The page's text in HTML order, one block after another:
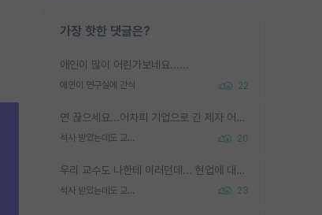
가장 핫한 댓글은?
애인이 많이 어린가보네요......
애인이 연구실에 간식 22
연 끊으세요...어차피 기업으로 간 제자 어떻게 못합니다. 기업에서는 교수들 사기꾼으로 보는 시선도 강하고, 앞에서나 교수님하고 떠받들어주지 많이 무시합니다. 영향력도 0에 수렴합니다. 그리고 생각해보십시오. 석사로 기업간 제자가 무슨 힘이 있다고 과제를 달라고 합니까? 말만 교수지 무능력자라고 생각합니다. 세금이 아깝습니다.
석사 받았는데도 교수랑 연락한다. 20
우리 교수도 나한테 이러던데... 현업에 대해 이해가 전혀 없고, 자기 말이면 다 되는 줄 알고. 학위동안 지도는 커녕 잡일만 시켜놓고 이제와서 주기적으로 연락 없으면 싸가지 없는 제자가 되버림.
석사 받았는데도 교수랑 연락한다. 23